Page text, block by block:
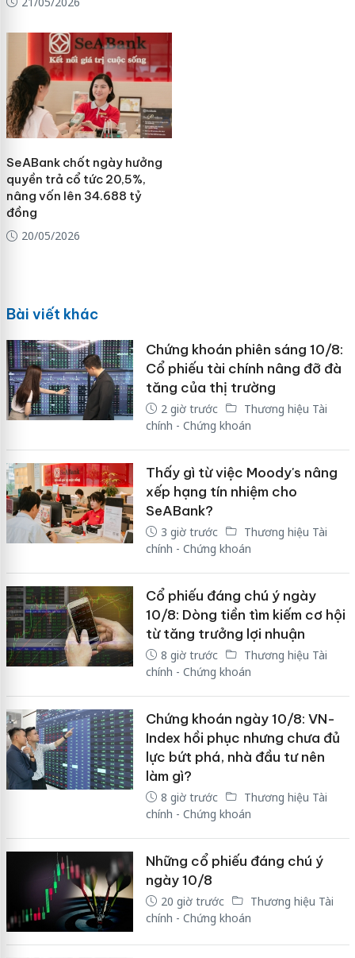
SeABank chốt ngày hưởng
quyền trả cổ tức 20,5%,
nâng vốn lên 34.688 tỷ
đồng
20/05/2026
Bài viết khác
Chứng khoán phiên sáng 10/8:
Cổ phiếu tài chính nâng đỡ đà
tăng của thị trường
2 giờ trước
Thương hiệu Tài
chính - Chứng khoán
Thấy gì từ việc Moody's nâng
xếp hạng tín nhiệm cho
SeABank?
3 giờ trước
Thương hiệu Tài
chính - Chứng khoán
Cổ phiếu đáng chú ý ngày
10/8: Dòng tiền tìm kiếm cơ hội
từ tăng trưởng lợi nhuận
8 giờ trước
Thương hiệu Tài
chính - Chứng khoán
Chứng khoán ngày 10/8: VN-
Index hồi phục nhưng chưa đủ
lực bứt phá, nhà đầu tư nên
làm gì?
8 giờ trước
Thương hiệu Tài
chính - Chứng khoán
Những cổ phiếu đáng chú ý
ngày 10/8
20 giờ trước
Thương hiệu Tài
chính - Chứng khoán